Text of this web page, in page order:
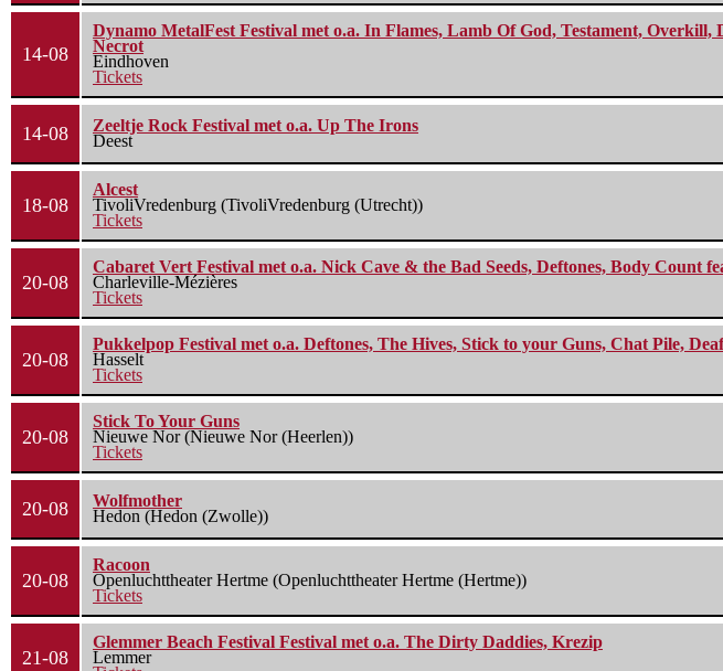
14-08
Dynamo MetalFest Festival met o.a. In Flames, Lamb Of God, Testament,
Necrot
Eindhoven
Tickets
14-08
Zeeltje Rock Festival met o.a. Up The Irons
Deest
18-08
Alcest
TivoliVredenburg (TivoliVredenburg (Utrecht))
Tickets
20-08
Cabaret Vert Festival met o.a. Nick Cave & the Bad Seeds, Deftones, Body Count
Charleville-Mézières
Tickets
20-08
Pukkelpop Festival met o.a. Deftones, The Hives, Stick to your Guns, Chat Pile,
Hasselt
Tickets
20-08
Stick To Your Guns
Nieuwe Nor (Nieuwe Nor (Heerlen))
Tickets
20-08
Wolfmother
Hedon (Hedon (Zwolle))
20-08
Racoon
Openluchttheater Hertme (Openluchttheater Hertme (Hertme))
Tickets
21-08
Glemmer Beach Festival Festival met o.a. The Dirty Daddies, Krezip
Lemmer